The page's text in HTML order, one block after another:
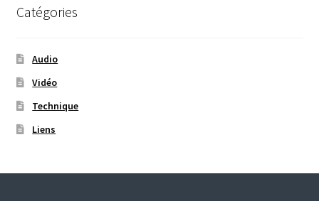
Catégories
Audio
Vidéo
Technique
Liens